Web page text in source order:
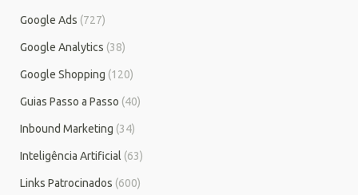
Google Ads (727)
Google Analytics (38)
Google Shopping (120)
Guias Passo a Passo (40)
Inbound Marketing (34)
Inteligência Artificial (63)
Links Patrocinados (600)